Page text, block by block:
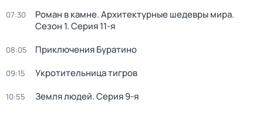
07:30 Роман в камне. Архитектурные шедевры мира.
Сезон 1. Серия 11-я
08:05 Приключения Буратино
09:15 Укротительница тигров
10:55 Земля людей. Серия 9-я